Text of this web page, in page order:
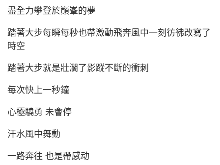
盡全力攀登於巔峯的夢
踏著大步每瞬每秒也帶激動飛奔風中一刻彷彿改寫了
時空
踏著大步就是壯濶了影蹤不斷的衝刺
每次快上一秒鐘
心極驍勇 未會停
汗水風中舞動
一路奔往 也是帶感动